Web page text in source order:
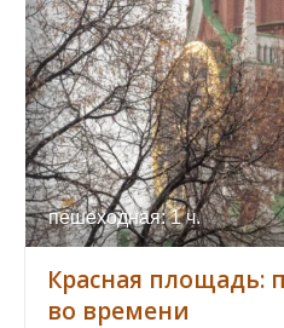
пешеходная: 1 ч.
Красная площадь:
во времени